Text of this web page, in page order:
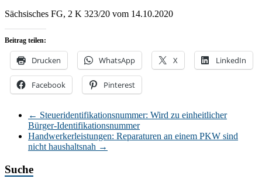
Sächsisches FG, 2 K 323/20 vom 14.10.2020
Beitrag teilen:
Drucken WhatsApp X LinkedIn
Facebook Pinterest
← Steueridentifikationsnummer: Wird zu einheitlicher
Bürger-Identifikationsnummer
Handwerkerleistungen: Reparaturen an einem PKW sind
nicht haushaltsnah →
Suche